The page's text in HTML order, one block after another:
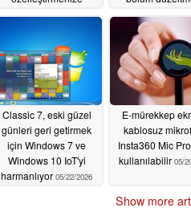
06/01/2026 05/27/2026
Classic 7, eski güzel
günleri geri getirmek
için Windows 7 ve
Windows 10 IoT'yi
harmanlıyor 05/22/2026
E-mürekkep
kablosuz
Insta360 Mic Pro
kullanılabilir 05/
Show more